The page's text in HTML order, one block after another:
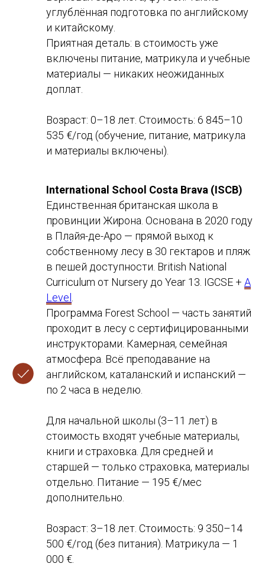
углублённая подготовка по английскому
и китайскому.
Приятная деталь: в стоимость уже
включены питание, матрикула и учебные
материалы — никаких неожиданных
доплат.
Возраст: 0–18 лет. Стоимость: 6 845–10
535 €/год (обучение, питание, матрикула
и материалы включены).
International School Costa Brava (ISCB)
Единственная британская школа в
провинции Жирона. Основана в 2020 году
в Плайя-де-Аро — прямой выход к
собственному лесу в 30 гектаров и пляж
в пешей доступности. British National
Curriculum от Nursery до Year 13. IGCSE + A
Level
Программа Forest School — часть занятий
проходит в лесу с сертифицированными
инструкторами. Камерная, семейная
атмосфера. Всё преподавание на
английском, каталанский и испанский —
по 2 часа в неделю.
Для начальной школы (3–11 лет) в
стоимость входят учебные материалы,
книги и страховка. Для средней и
старшей — только страховка, материалы
отдельно. Питание — 195 €/мес
дополнительно.
Возраст: 3–18 лет. Стоимость: 9 350–14
500 €/год (без питания). Матрикула — 1
000 €.